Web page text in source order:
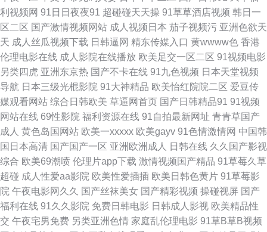
草社区 91精品高跟玉足 韩欧美日久 熟女撸撸黑人 91福利姬免费 99青青热
re 久久午夜鲁丝午夜精品 午夜夫妻影院 91黄在线看 99精品在线 韩日a级 亚
洲国产呦萝 91社在线观看九九 福利视频a 蜜臂av网 91色狼 亚洲福利电影 岛
国网址 人妻97站 浮力屁屁草影院 色色小网站 探花电影 日韩三级视频 日韩
在线色图观看 女同摸胸色色视频 后入影院 国产在线买级一区 大香蕉肏你 91
在线性爱影院 91视频日韩经典 91黑料网址入口 夜晚男人资源 少妇黑森林 欧
美成人图片网 免费福利A片导航 久久爱AV 黑丝喷水 草莓视频免费观看 91午
夜福利在线观看 91尤物在线探花 91清清视频 91蜜桃福利视频 91re伊人
利视频网 91日日夜夜91 超碰碰天天操 91草草酒店视频 韩日一
区二区 国产激情视频网站 成人视频日本 茄子视频污 亚洲色欲天
天 成人丝瓜视频下载 日韩逼网 精东传媒入口 黄wwww色 香港
伦理电影在线 成人影院在线播放 欧美足交一区二区 91视频电影
另类四虎 亚洲东京热 国产不卡在线 91九色视频 日本天堂视频
导航 日本三级光棍影院 91大神精品 欧美怡红院院二区 爱豆传
媒观看网站 综合日韩欧美 草逼网首页 国产日韩精品91 91视频
网站在线 69性影院 福利资源在线 91自拍最新网址 青青草国产
成人 黄色岛国网站 欧美一xxxxx 欧美gayv 91色情激情网 中国韩
国日本高清 国产国产一区 亚洲欧洲成人 日韩在线 久久国产影视
综合 欧美69潮喷 伦理片app下载 激情视频国产精品 91草莓久草
超碰 成人性爱aa影院 欧美性爱插插 欧美日韩色黄片 91草莓影
院 午夜电影网久久 国产丝袜美女 国产精彩视频 操碰视屏 国产
福利在线 91久久影院 免费日韩电影 日韩成人影视 欧美精品性
交 午夜宅男免费 另类亚洲色情 家庭乱伦理电影 91草B草B视频